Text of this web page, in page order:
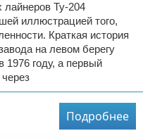
лайнеров Ту-204
иллюстрацией того,
Краткая история
на левом берегу
1976 году, а первый
Подробнее